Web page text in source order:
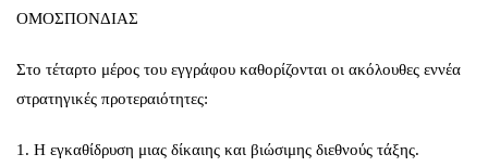
ΟΜΟΣΠΟΝΔΙΑΣ
Στο τέταρτο μέρος του εγγράφου καθορίζονται οι ακόλουθες εννέα
στρατηγικές προτεραιότητες:
1. Η εγκαθίδρυση μιας δίκαιης και βιώσιμης διεθνούς τάξης.